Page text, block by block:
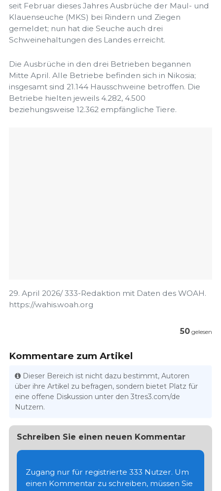
seit Februar dieses Jahres Ausbrüche der Maul- und
Klauenseuche (MKS) bei Rindern und Ziegen
gemeldet; nun hat die Seuche auch drei
Schweinehaltungen des Landes erreicht.
Die Ausbrüche in den drei Betrieben begannen
Mitte April. Alle Betriebe befinden sich in Nikosia;
insgesamt sind 21.144 Hausschweine betroffen. Die
Betriebe hielten jeweils 4.282, 4.500
beziehungsweise 12.362 empfängliche Tiere.
29. April 2026/ 333-Redaktion mit Daten des WOAH.
https://wahis.woah.org
50 gelesen
Kommentare zum Artikel
Dieser Bereich ist nicht dazu bestimmt, Autoren
über ihre Artikel zu befragen, sondern bietet Platz für
eine offene Diskussion unter den 3tres3.com/de
Nutzern.
Schreiben Sie einen neuen Kommentar
Zugang nur für registrierte 333 Nutzer. Um
einen Kommentar zu schreiben, müssen Sie